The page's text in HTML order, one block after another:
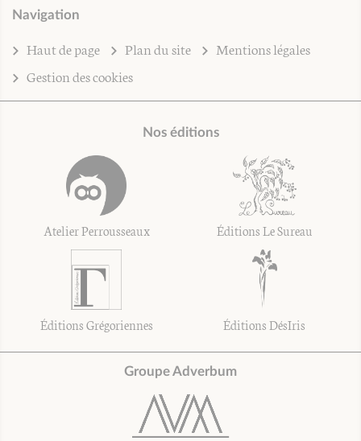
Navigation
Haut de page Plan du site
Mentions légales
Gestion des cookies
Nos éditions
Atelier Perrousseaux Éditions Le Sureau
Éditions Grégoriennes Éditions DésIris
Groupe Adverbum